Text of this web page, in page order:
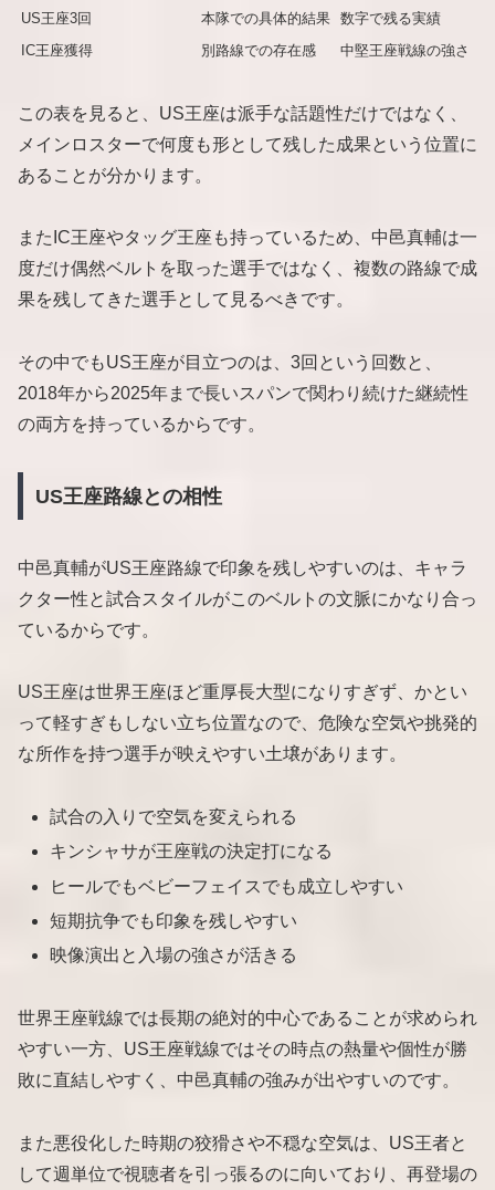
US王座3回
本隊での具体的結果 数字で残る実績
IC王座獲得
別路線での存在感 中堅王座戦線の強さ
この表を見ると、US王座は派手な話題性だけではなく、
メインロスターで何度も形として残した成果という位置に
あることが分かります。
またIC王座やタッグ王座も持っているため、中邑真輔は一
度だけ偶然ベルトを取った選手ではなく、複数の路線で成
果を残してきた選手として見るべきです。
その中でもUS王座が目立つのは、3回という回数と、
2018年から2025年まで長いスパンで関わり続けた継続性
の両方を持っているからです。
US王座路線との相性
中邑真輔がUS王座路線で印象を残しやすいのは、キャラ
クター性と試合スタイルがこのベルトの文脈にかなり合っ
ているからです。
US王座は世界王座ほど重厚長大型になりすぎず、かとい
って軽すぎもしない立ち位置なので、危険な空気や挑発的
な所作を持つ選手が映えやすい土壌があります。
試合の入りで空気を変えられる
キンシャサが王座戦の決定打になる
ヒールでもベビーフェイスでも成立しやすい
短期抗争でも印象を残しやすい
映像演出と入場の強さが活きる
世界王座戦線では長期の絶対的中心であることが求められ
やすい一方、US王座戦線ではその時点の熱量や個性が勝
敗に直結しやすく、中邑真輔の強みが出やすいのです。
また悪役化した時期の狡猾さや不穏な空気は、US王者と
して週単位で視聴者を引っ張るのに向いており、再登場の